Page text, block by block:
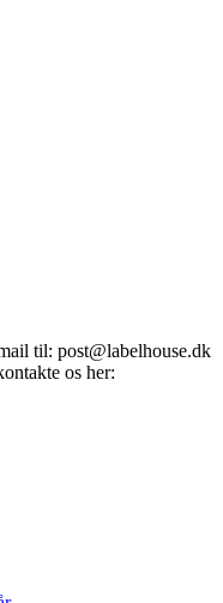
til: post@labelhouse.dk
os her: